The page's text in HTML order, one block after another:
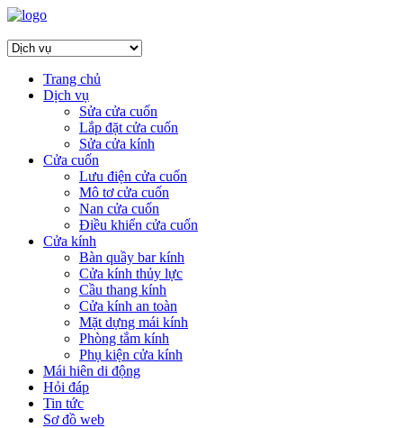
Trang chủ
Dịch vụ
Sửa cửa cuốn
Lắp đặt cửa cuốn
Sửa cửa kính
Cửa cuốn
Lưu điện cửa cuốn
Mô tơ cửa cuốn
Nan cửa cuốn
Điều khiển cửa cuốn
Cửa kính
Bàn quầy bar kính
Cửa kính thủy lực
Cầu thang kính
Cửa kính an toàn
Mặt dựng mái kính
Phòng tắm kính
Phụ kiện cửa kính
Mái hiên di động
Hỏi đáp
Tin tức
Sơ đồ web